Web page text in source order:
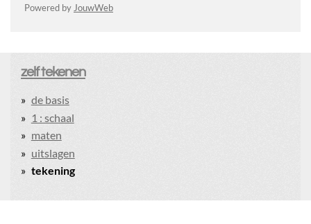
Powered by JouwWeb
zelf tekenen
de basis
1 : schaal
maten
uitslagen
tekening